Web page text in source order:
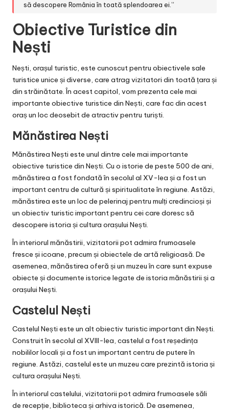
să descopere România în toată splendoarea ei.”
Obiective Turistice din
Nești
Nești, orașul turistic, este cunoscut pentru obiectivele sale
turistice unice și diverse, care atrag vizitatori din toată țara și
din străinătate. În acest capitol, vom prezenta cele mai
importante obiective turistice din Nești, care fac din acest
oraș un loc deosebit de atractiv pentru turiști.
Mănăstirea Nești
Mănăstirea Nești este unul dintre cele mai importante
obiective turistice din Nești. Cu o istorie de peste 500 de ani,
mănăstirea a fost fondată în secolul al XV-lea și a fost un
important centru de cultură și spiritualitate în regiune. Astăzi,
mănăstirea este un loc de pelerinaj pentru mulți credincioși și
un obiectiv turistic important pentru cei care doresc să
descopere istoria și cultura orașului Nești.
În interiorul mănăstirii, vizitatorii pot admira frumoasele
fresce și icoane, precum și obiectele de artă religioasă. De
asemenea, mănăstirea oferă și un muzeu în care sunt expuse
obiecte și documente istorice legate de istoria mănăstirii și a
orașului Nești.
Castelul Nești
Castelul Nești este un alt obiectiv turistic important din Nești.
Construit în secolul al XVIII-lea, castelul a fost reședința
nobililor locali și a fost un important centru de putere în
regiune. Astăzi, castelul este un muzeu care prezintă istoria și
cultura orașului Nești.
În interiorul castelului, vizitatorii pot admira frumoasele săli
de recepție, biblioteca și arhiva istorică. De asemenea,